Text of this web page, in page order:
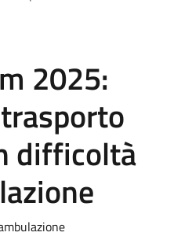
2025:
difficoltà